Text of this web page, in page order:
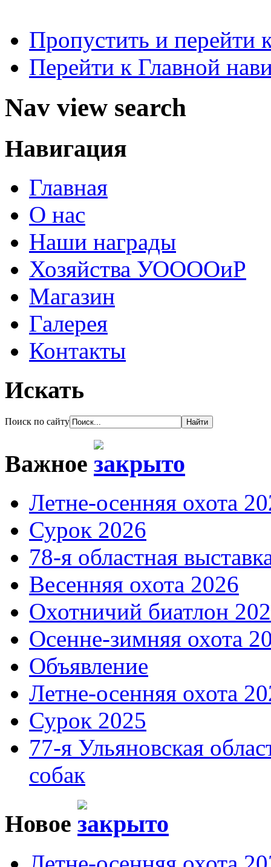
Пропустить и перейти
Перейти к Главной
Nav view search
Навигация
Главная
О нас
Наши награды
Хозяйства УООООиР
Магазин
Галерея
Контакты
Искать
Поиск по сайту
Важное
Летне-осенняя охота
Сурок 2026
78-я областная
Весенняя охота 2026
Охотничий биатлон
Осенне-зимняя охота
Объявление
Летне-осенняя охота
Сурок 2025
77-я Ульяновская
собак
Новое